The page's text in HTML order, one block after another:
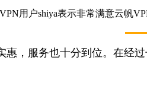
惠，服务也十分到位。在经